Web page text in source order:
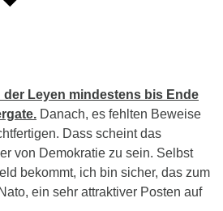
Leyen mindestens bis Ende
Danach, es fehlten Beweise
Dass scheint das
von Demokratie zu sein. Selbst
bekommt, ich bin sicher, das zum
ein sehr attraktiver Posten auf